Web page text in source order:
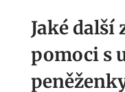
Jaké další
pomoci s